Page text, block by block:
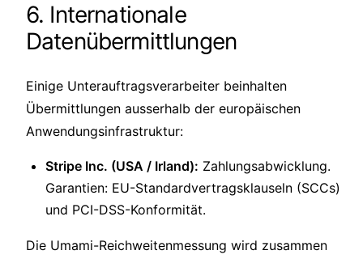
6. Internationale
Datenübermittlungen
Einige Unterauftragsverarbeiter beinhalten
Übermittlungen ausserhalb der europäischen
Anwendungsinfrastruktur:
Stripe Inc. (USA / Irland): Zahlungsabwicklung.
Garantien: EU-Standardvertragsklauseln (SCCs)
und PCI-DSS-Konformität.
Die Umami-Reichweitenmessung wird zusammen